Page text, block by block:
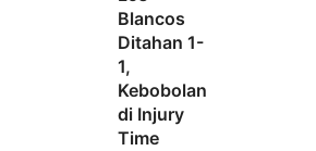
Blancos
Ditahan 1-
1,
Kebobolan
di Injury
Time